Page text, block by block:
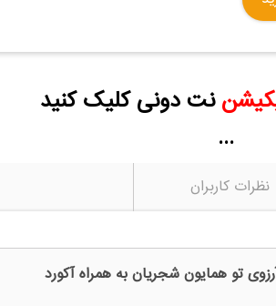
نت دونی کلیک کنید
...
نظرات کاربران
تو همایون شجریان به همراه آکورد